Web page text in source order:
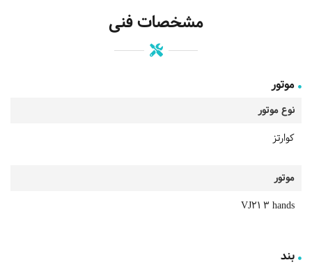
مشخصات فنی
موتور
نوع موتور
کوارتز
موتور
VJ21 3 hands
بند